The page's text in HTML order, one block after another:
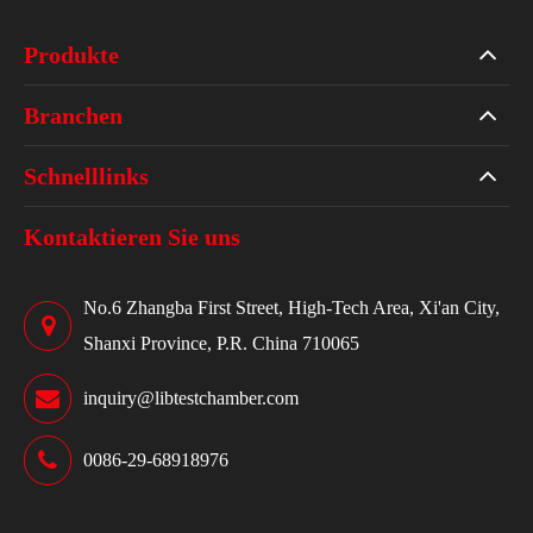
Produkte
Branchen
Schnelllinks
Kontaktieren Sie uns
No.6 Zhangba First Street, High-Tech Area, Xi'an City,
Shanxi Province, P.R. China 710065
inquiry@libtestchamber.com
0086-29-68918976